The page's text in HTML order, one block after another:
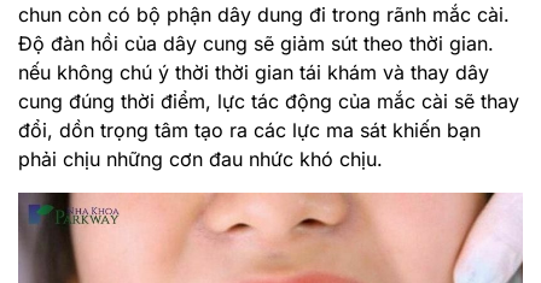
chun còn có bộ phận dây dung đi trong rãnh mắc cài.
Độ đàn hồi của dây cung sẽ giảm sút theo thời gian.
nếu không chú ý thời thời gian tái khám và thay dây
cung đúng thời điểm, lực tác động của mắc cài sẽ thay
đổi, dồn trọng tâm tạo ra các lực ma sát khiến bạn
phải chịu những cơn đau nhức khó chịu.